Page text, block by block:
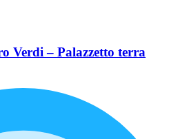
Verdi – Palazzetto terra